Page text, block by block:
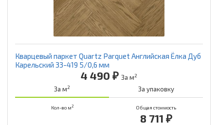
Кварцевый паркет Quartz Parquet Английская Ёлка Дуб
Карельский 33-419 5/0,6 мм
4 490 ₽ За м2
За м2 За упаковку
Кол-во м2 Общая стоимость
8 711 ₽